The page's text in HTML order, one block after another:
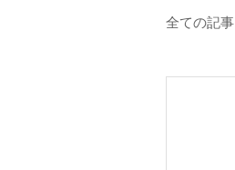
全ての記事